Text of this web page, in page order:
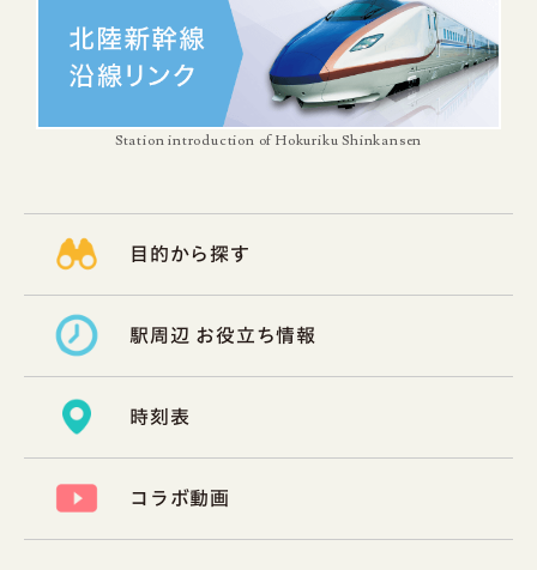
Station introduction of Hokuriku Shinkansen
目的から探す
駅周辺 お役立ち情報
時刻表
コラボ動画